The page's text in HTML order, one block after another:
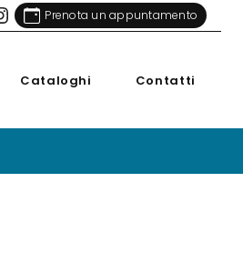
Prenota un appuntamento
Cataloghi Contatti